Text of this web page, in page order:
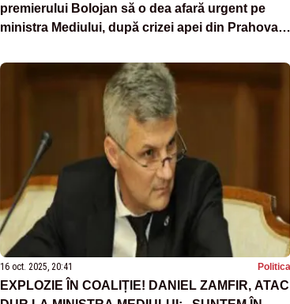
premierului Bolojan să o dea afară urgent pe
ministra Mediului, după crizei apei din Prahova:
16 oct. 2025, 20:41 Politica
EXPLOZIE ÎN COALIȚIE! DANIEL ZAMFIR, ATAC